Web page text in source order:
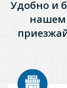
Удобно и
нашем